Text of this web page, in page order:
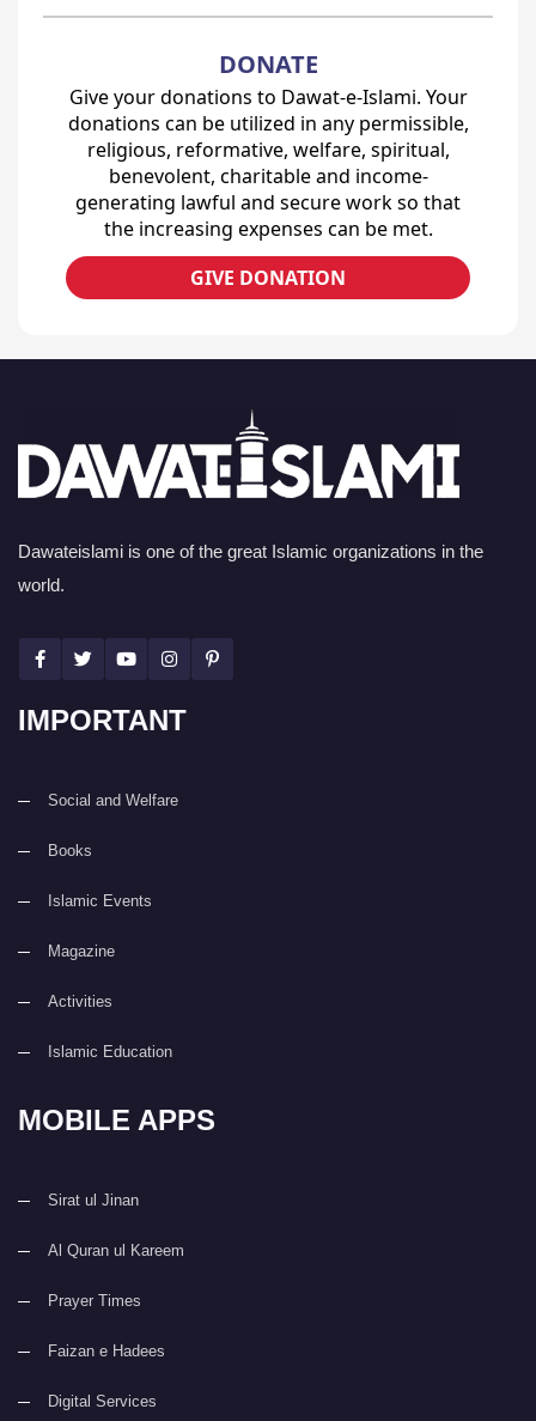
DONATE
Give your donations to Dawat-e-Islami. Your
donations can be utilized in any permissible,
religious, reformative, welfare, spiritual,
benevolent, charitable and income-
generating lawful and secure work so that
the increasing expenses can be met.
GIVE DONATION
Dawateislami is one of the great Islamic organizations in the
world.
IMPORTANT
Social and Welfare
Books
Islamic Events
Magazine
Activities
Islamic Education
MOBILE APPS
Sirat ul Jinan
Al Quran ul Kareem
Prayer Times
Faizan e Hadees
Digital Services